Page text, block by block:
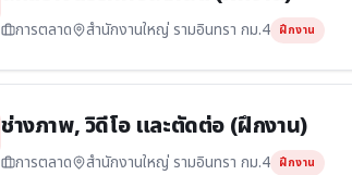
การตลาด สำนักงานใหญ่ รามอินทรา กม.4 ฝึกงาน
ช่างภาพ, วิดีโอ และตัดต่อ (ฝึกงาน)
การตลาด สำนักงานใหญ่ รามอินทรา กม.4 ฝึกงาน